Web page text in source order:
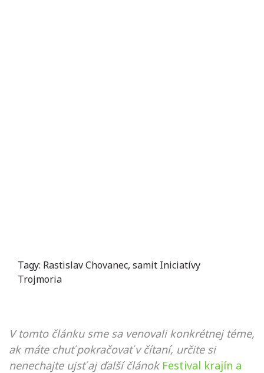
Tagy: Rastislav Chovanec, samit Iniciatívy
Trojmoria
V tomto článku sme sa venovali konkrétnej téme,
ak máte chuť pokračovať v čítaní, určite si
nenechajte ujsť aj ďalší článok Festival krajín a